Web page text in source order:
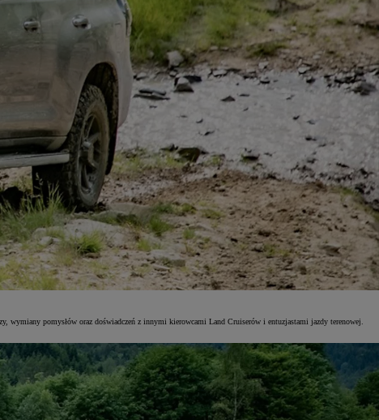
wymiany pomysłów oraz doświadczeń z innymi kierowcami Land Cruiserów i entuzjastami jazdy terenowej.